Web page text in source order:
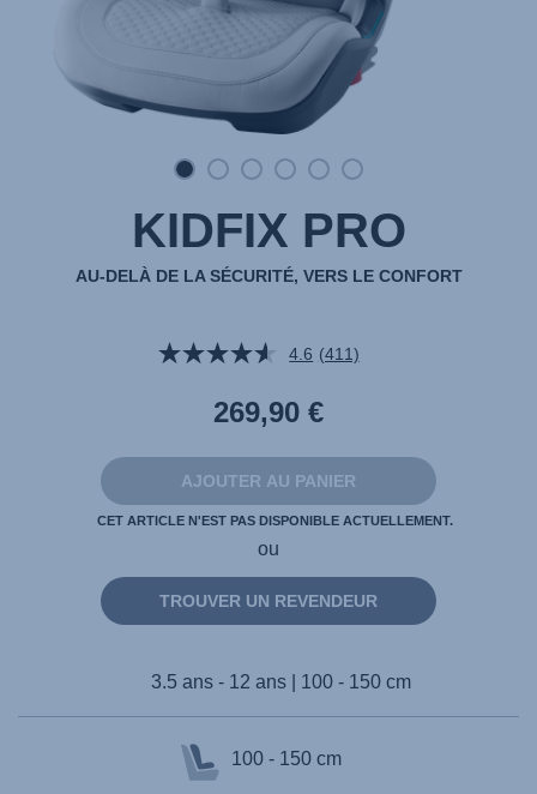
KIDFIX PRO
AU-DELÀ DE LA SÉCURITÉ, VERS LE CONFORT
4.6 Lire
avis.
Lien
la
même
(411)
269,90 €
AJOUTER AU PANIER
CET ARTICLE N'EST PAS DISPONIBLE ACTUELLEMENT.
ou
TROUVER UN REVENDEUR
3.5 ans - 12 ans | 100 - 150 cm
100 - 150 cm